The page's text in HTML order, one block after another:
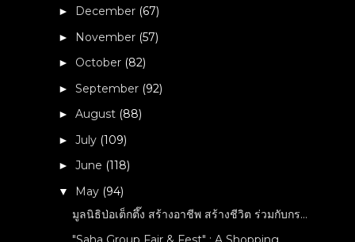
► December (67)
► November (57)
► October (82)
►September (92)
►August (88)
►July (109)
►June (118)
▼ May (94)
มูลนิธิป่อเต็กตึ๊ง สร้างอาชีพ สร้างชีวิต ร่วมกับกร...